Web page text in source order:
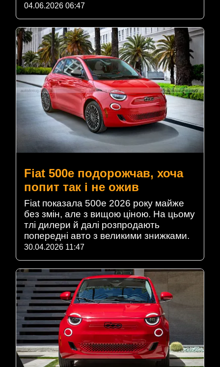
04.06.2026 06:47
Fiat 500e подорожчав, хоча
попит так і не ожив
Fiat показала 500e 2026 року майже
без змін, але з вищою ціною. На цьому
тлі дилери й далі розпродають
попередні авто з великими знижками.
30.04.2026 11:47